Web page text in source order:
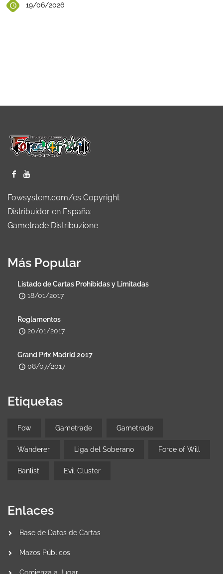
19/06/2026
Fowsystem.com/es Copyright
Distribuidor en España:
Gametrade Distribuzione
Más Popular
Listado de Cartas Prohibidas y Limitadas
18/01/2017
Reglamentos
20/01/2017
Grand Prix Madrid 2017
08/07/2017
Etiquetas
Fow Gametrade Gametrade
Wanderer Liga del Soberano Force of Will
Banlist Evil Cluster
Enlaces
Base de Datos de Cartas
Mazos Públicos